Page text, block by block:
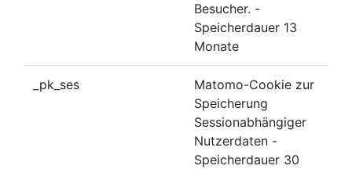
Besucher. -
Speicherdauer 13
Monate
_pk_ses
Matomo-Cookie zur
Speicherung
Sessionabhängiger
Nutzerdaten -
Speicherdauer 30